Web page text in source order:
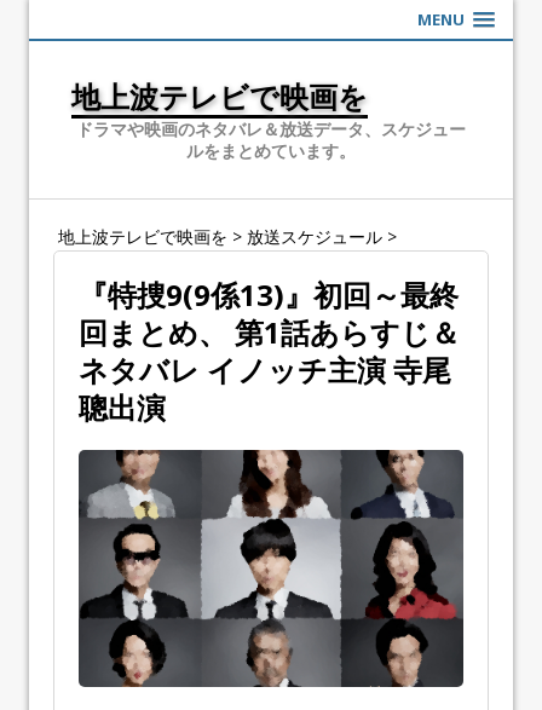
MENU
地上波テレビで映画を
ドラマや映画のネタバレ＆放送データ、スケジュー
ルをまとめています。
地上波テレビで映画を > 放送スケジュール >
『特捜9(9係13)』初回～最終
回まとめ、 第1話あらすじ＆
ネタバレ イノッチ主演 寺尾
聰出演